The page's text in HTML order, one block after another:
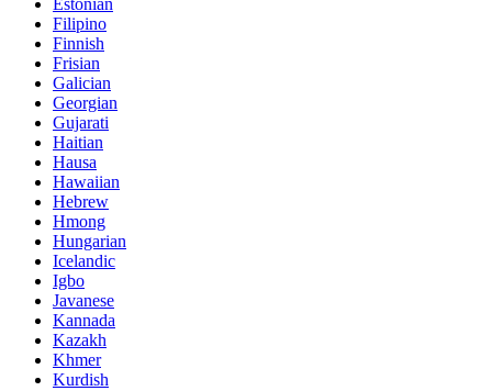
Estonian
Filipino
Finnish
Frisian
Galician
Georgian
Gujarati
Haitian
Hausa
Hawaiian
Hebrew
Hmong
Hungarian
Icelandic
Igbo
Javanese
Kannada
Kazakh
Khmer
Kurdish